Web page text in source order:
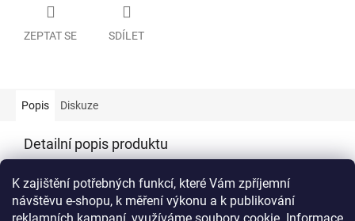
K zajištění potřebných funkcí, které Vám zpříjemní
návštěvu e-shopu, k měření výkonu a k publikování
ZEPTAT SE SDÍLET
Popis Diskuze
Detailní popis produktu
Kategorie:
Skleněná balotina